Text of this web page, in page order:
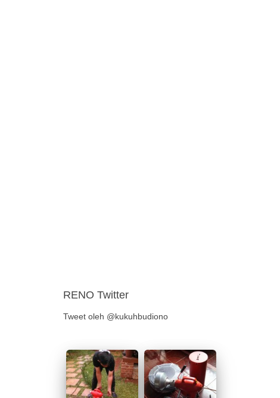
RENO Twitter
Tweet oleh @kukuhbudiono